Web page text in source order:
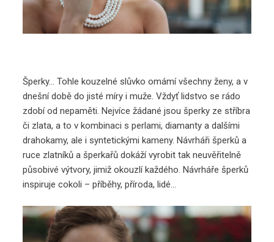
Šperky… Tohle kouzelné slůvko omámí všechny ženy, a v
dnešní době do jisté míry i muže. Vždyť lidstvo se rádo
zdobí od nepaměti. Nejvíce žádané jsou šperky ze stříbra
či zlata, a to v kombinaci s perlami, diamanty a dalšími
drahokamy, ale i syntetickými kameny. Návrháři šperků a
ruce zlatníků a šperkařů dokáží vyrobit tak neuvěřitelně
působivé výtvory, jimiž okouzlí každého. Návrháře šperků
inspiruje cokoli – příběhy, příroda, lidé…